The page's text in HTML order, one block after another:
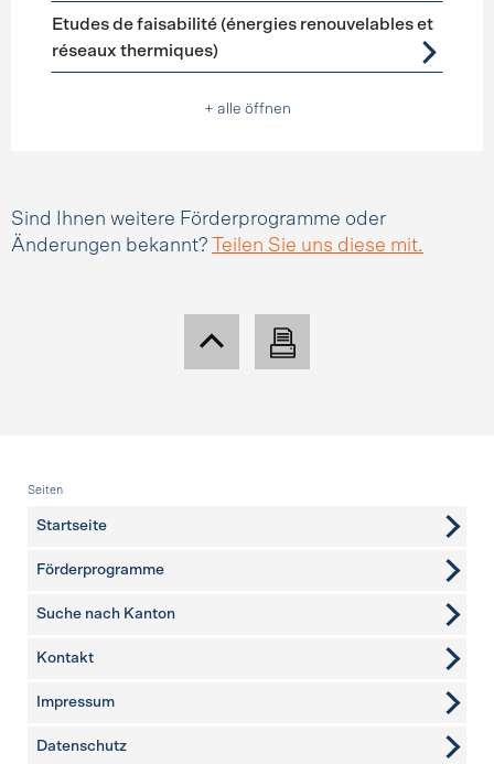
Etudes de faisabilité (énergies renouvelables et
réseaux thermiques)
+ alle öffnen
Sind Ihnen weitere Förderprogramme oder
Änderungen bekannt?
Teilen Sie uns diese mit.
Fusszeile
Seiten
Startseite
Förderprogramme
Suche nach Kanton
weitere Seiten
Kontakt
Impressum
Datenschutz